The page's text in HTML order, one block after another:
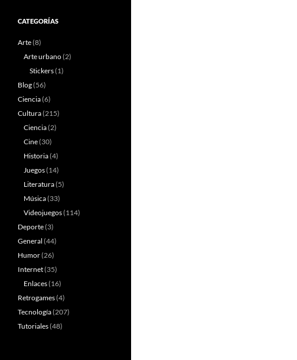
CATEGORÍAS
Arte(8)
Arte urbano(2)
Stickers(1)
Blog(56)
Ciencia(6)
Cultura(215)
Ciencia(2)
Cine(30)
Historia(4)
Juegos(14)
Literatura(5)
Música(33)
Videojuegos(114)
Deporte(3)
General (44)
Humor(26)
Internet(35)
Enlaces(16)
Retrogames(4)
Tecnología(207)
Tutoriales(48)